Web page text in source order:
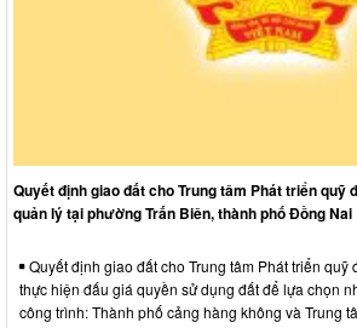
Quyết định giao đất cho Trung tâm Phát triển quỹ
quản lý tại phường Trấn Biên, thành phố Đồng Nai
Quyết định giao đất cho Trung tâm Phát triển
thực hiện đấu giá quyền sử dụng đất để lựa chọn
công trình: Thành phố cảng hàng không và Trung